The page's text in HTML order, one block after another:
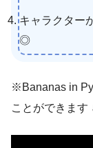
キャラクター
◎
※Bananas in
ことができます